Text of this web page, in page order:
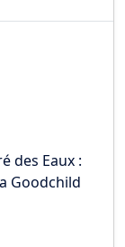
des Eaux :
Goodchild